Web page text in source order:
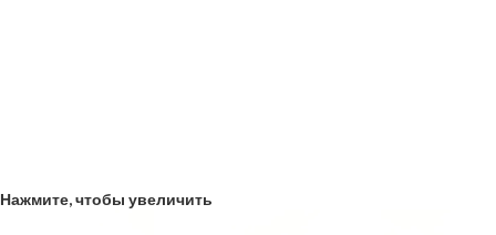
Нажмите, чтобы увеличить